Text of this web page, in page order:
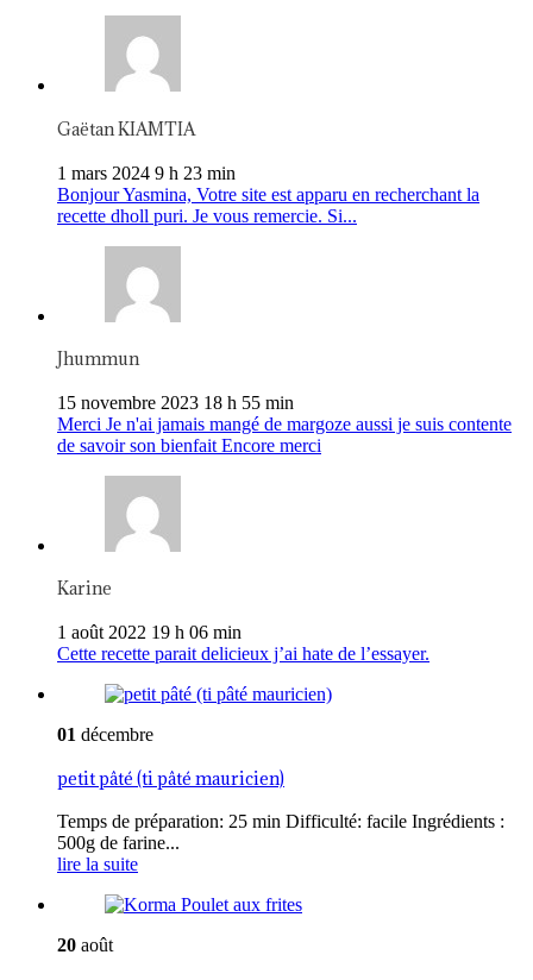
Gaëtan KIAMTIA
1 mars 2024 9 h 23 min
Bonjour Yasmina, Votre site est apparu en recherchant la
recette dholl puri. Je vous remercie. Si...
Jhummun
15 novembre 2023 18 h 55 min
Merci Je n'ai jamais mangé de margoze aussi je suis contente
de savoir son bienfait Encore merci
Karine
1 août 2022 19 h 06 min
Cette recette parait delicieux j’ai hate de l’essayer.
01 décembre
petit pâté (ti pâté mauricien)
Temps de préparation: 25 min Difficulté: facile Ingrédients :
500g de farine...
lire la suite
20 août